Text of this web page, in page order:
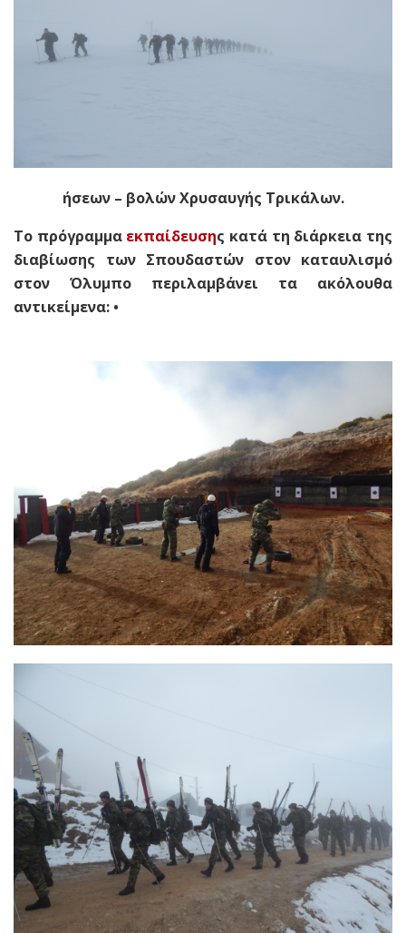
ήσεων – βολών Χρυσαυγής Τρικάλων.
Το πρόγραμμα εκπαίδευσης κατά τη διάρκεια της
διαβίωσης των Σπουδαστών στον καταυλισμό
στον Όλυμπο περιλαμβάνει τα ακόλουθα
αντικείμενα: •